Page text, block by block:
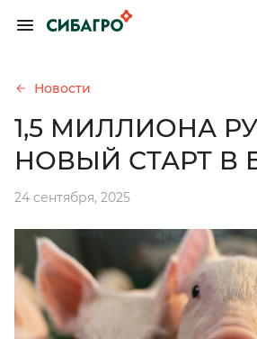
Новости
1,5 МИЛЛИОНА
НОВЫЙ СТАРТ В
24 сентября, 2025
ПРАВЛЕНИЯ А.
Если вы хотите получить
обратную связь, оставьте